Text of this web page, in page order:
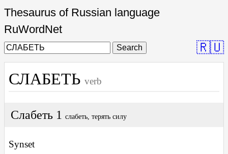
Thesaurus of Russian language
RuWordNet
Search 🇷🇺
СЛАБЕТЬ verb
Слабеть 1 слабеть, терять силу
Synset